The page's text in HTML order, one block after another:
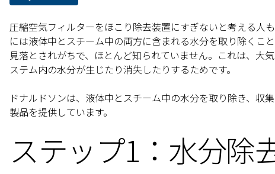
圧縮空気フィルターをほこり除去装置にすぎないと考える人
には液体中とスチーム中の両方に含まれる水分を取り除くこ
見落とされがちで、ほとんど知られていません。これは、大
ステム内の水分が生じたり消失したりするためです。
ドナルドソンは、液体中とスチーム中の水分を取り除き、収
製品を提供しています。
ステップ1：水分除